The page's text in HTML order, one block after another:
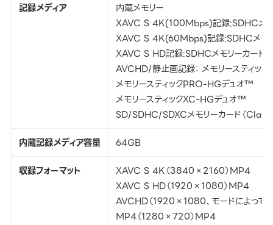
記録メディア
内蔵メモリー
XAVC S 4K(100Mbps)記録:SDHCメ
XAVC S 4K(60Mbps)記録:SDHCメモ
XAVC S HD記録:SDHCメモリーカー
AVCHD/静止画記録： メモリースティッ
メモリースティックPRO-HGデュオ™
メモリースティックXC-HGデュオ™
SD/SDHC/SDXCメモリーカード（
内蔵記録メディア容量
64GB
収録フォーマット
XAVC S 4K（3840×2160）MP4
XAVC S HD（1920×1080）MP4
AVCHD（1920×1080、モードによっ
MP4（1280×720）MP4